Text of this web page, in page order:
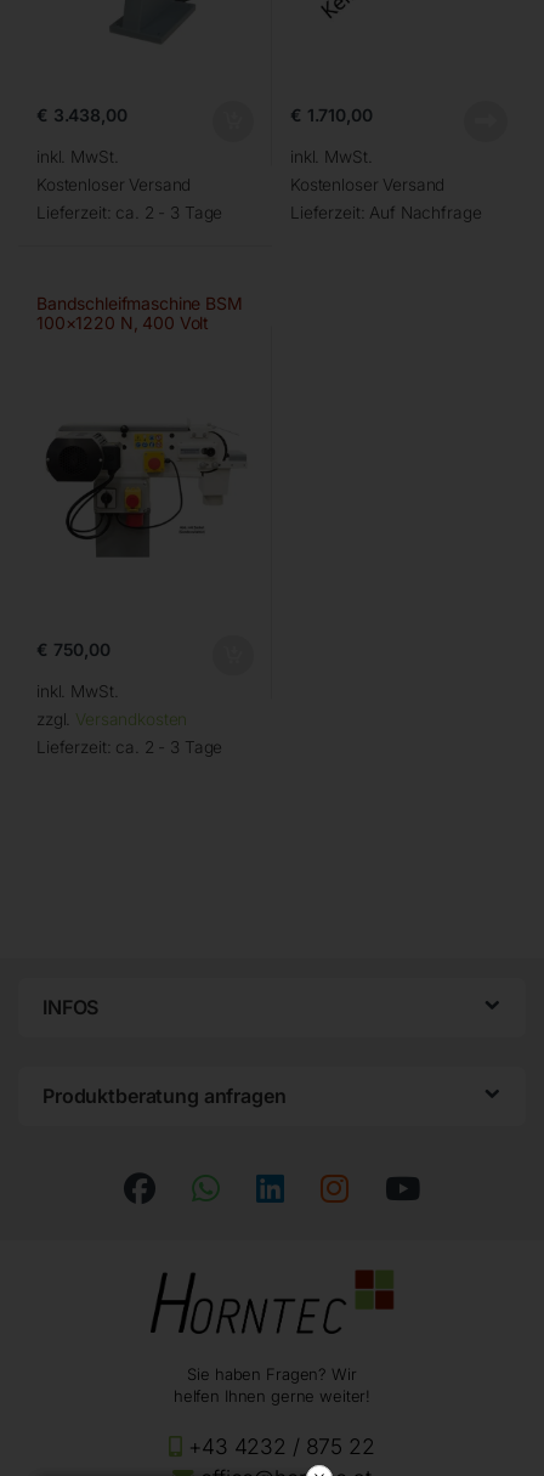
€ 3.438,00
inkl. MwSt.
Kostenloser Versand
Lieferzeit: ca. 2 - 3 Tage
€ 1.710,00
inkl. MwSt.
Kostenloser Versand
Lieferzeit: Auf Nachfrage
Bandschleifmaschine BSM
100×1220 N, 400 Volt
€ 750,00
inkl. MwSt.
zzgl. Versandkosten
Lieferzeit: ca. 2 - 3 Tage
INFOS
Produktberatung anfragen
Sie haben Fragen? Wir
helfen Ihnen gerne weiter!
+43 4232 / 875 22